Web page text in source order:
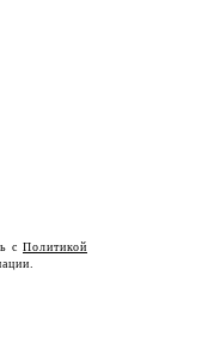
с Политикой